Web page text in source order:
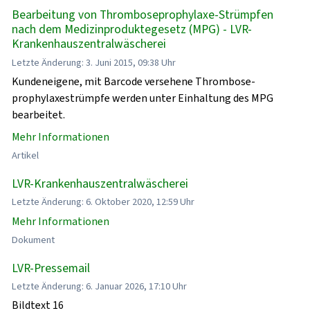
Bearbeitung von Thromboseprophylaxe-Strümpfen
nach dem Medizinproduktegesetz (MPG) - LVR-
Krankenhauszentralwäscherei
Letzte Änderung: 3. Juni 2015, 09:38 Uhr
Kundeneigene, mit Barcode versehene Thrombose­
prophylaxe­strümpfe werden unter Einhaltung des MPG
bearbeitet.
Mehr Informationen
Artikel
LVR-Krankenhauszentralwäscherei
Letzte Änderung: 6. Oktober 2020, 12:59 Uhr
Mehr Informationen
Dokument
LVR-Pressemail
Letzte Änderung: 6. Januar 2026, 17:10 Uhr
Bildtext 16